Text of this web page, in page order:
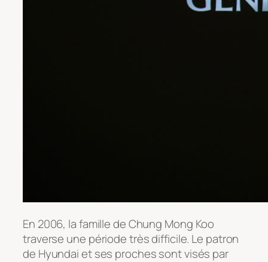
En 2006, la famille de Chung Mong Koo
traverse une période très difficile. Le patron
de Hyundai et ses proches sont visés par